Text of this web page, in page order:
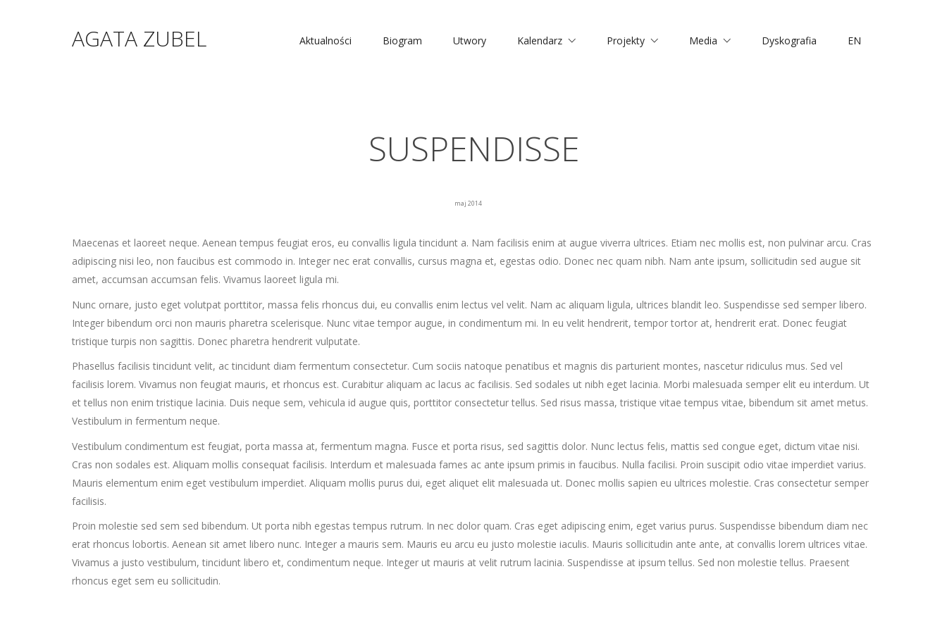
AGATA ZUBEL Aktualności Biogram Utwory Kalendarz Projekty Media Dyskografia EN
SUSPENDISSE
maj 2014
Maecenas et laoreet neque. Aenean tempus feugiat eros, eu convallis ligula tincidunt a. Nam facilisis enim at augue viverra ultrices. Etiam nec mollis est, non pulvinar arcu. Cras
adipiscing nisi leo, non faucibus est commodo in. Integer nec erat convallis, cursus magna et, egestas odio. Donec nec quam nibh. Nam ante ipsum, sollicitudin sed augue sit
amet, accumsan accumsan felis. Vivamus laoreet ligula mi.
Nunc ornare, justo eget volutpat porttitor, massa felis rhoncus dui, eu convallis enim lectus vel velit. Nam ac aliquam ligula, ultrices blandit leo. Suspendisse sed semper libero.
Integer bibendum orci non mauris pharetra scelerisque. Nunc vitae tempor augue, in condimentum mi. In eu velit hendrerit, tempor tortor at, hendrerit erat. Donec feugiat
tristique turpis non sagittis. Donec pharetra hendrerit vulputate.
Phasellus facilisis tincidunt velit, ac tincidunt diam fermentum consectetur. Cum sociis natoque penatibus et magnis dis parturient montes, nascetur ridiculus mus. Sed vel
facilisis lorem. Vivamus non feugiat mauris, et rhoncus est. Curabitur aliquam ac lacus ac facilisis. Sed sodales ut nibh eget lacinia. Morbi malesuada semper elit eu interdum. Ut
et tellus non enim tristique lacinia. Duis neque sem, vehicula id augue quis, porttitor consectetur tellus. Sed risus massa, tristique vitae tempus vitae, bibendum sit amet metus.
Vestibulum in fermentum neque.
Vestibulum condimentum est feugiat, porta massa at, fermentum magna. Fusce et porta risus, sed sagittis dolor. Nunc lectus felis, mattis sed congue eget, dictum vitae nisi.
Cras non sodales est. Aliquam mollis consequat facilisis. Interdum et malesuada fames ac ante ipsum primis in faucibus. Nulla facilisi. Proin suscipit odio vitae imperdiet varius.
Mauris elementum enim eget vestibulum imperdiet. Aliquam mollis purus dui, eget aliquet elit malesuada ut. Donec mollis sapien eu ultrices molestie. Cras consectetur semper
facilisis.
Proin molestie sed sem sed bibendum. Ut porta nibh egestas tempus rutrum. In nec dolor quam. Cras eget adipiscing enim, eget varius purus. Suspendisse bibendum diam nec
erat rhoncus lobortis. Aenean sit amet libero nunc. Integer a mauris sem. Mauris eu arcu eu justo molestie iaculis. Mauris sollicitudin ante ante, at convallis lorem ultrices vitae.
Vivamus a justo vestibulum, tincidunt libero et, condimentum neque. Integer ut mauris at velit rutrum lacinia. Suspendisse at ipsum tellus. Sed non molestie tellus. Praesent
rhoncus eget sem eu sollicitudin.